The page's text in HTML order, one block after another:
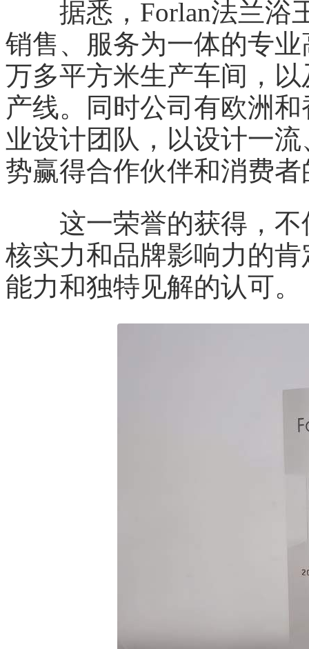
据悉，Forlan法兰浴
销售、服务为一体的专
万多平方米生产车间，
产线。同时公司有欧洲
业设计团队，以设计一
势赢得合作伙伴和消费
这一荣誉的获得，不
核实力和品牌影响力的
能力和独特见解的认可。